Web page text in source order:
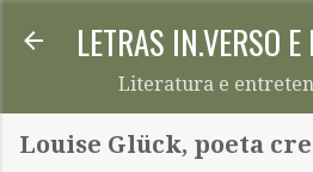
Pular para o
LETRAS IN.VERSO E
Literatura e
Louise Glück, poeta